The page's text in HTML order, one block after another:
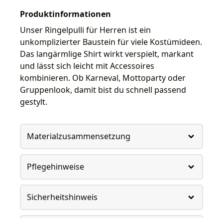
Produktinformationen
Unser Ringelpulli für Herren ist ein
unkomplizierter Baustein für viele Kostümideen.
Das langärmlige Shirt wirkt verspielt, markant
und lässt sich leicht mit Accessoires
kombinieren. Ob Karneval, Mottoparty oder
Gruppenlook, damit bist du schnell passend
gestylt.
Materialzusammensetzung
Pflegehinweise
Sicherheitshinweis